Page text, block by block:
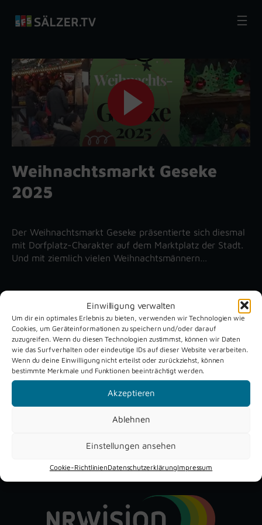
Einwilligung verwalten
Um dir ein optimales Erlebnis zu bieten, verwenden wir Technologien wie
Cookies, um Geräteinformationen zu speichern und/oder darauf
zuzugreifen. Wenn du diesen Technologien zustimmst, können wir Daten
wie das Surfverhalten oder eindeutige IDs auf dieser Website verarbeiten.
Wenn du deine Einwilligung nicht erteilst oder zurückziehst, können
bestimmte Merkmale und Funktionen beeinträchtigt werden.
Akzeptieren
Ablehnen
Einstellungen ansehen
Cookie-RichtlinienDatenschutzerklärungImpressum
Inhalt
springen
Weihnachtsmarkt Geseke
2025
Der Weihnachtsmarkt Geseke präsentierte sich diesmal
mit Dorfplatz-Charakter auf dem Marktplatz der Stadt.
Und mit ziemlich vielen Weihnachtsmännern…
Unsere aktuellen Reportagen
Schützenfest
Verne 2026
Dreckburg
Air